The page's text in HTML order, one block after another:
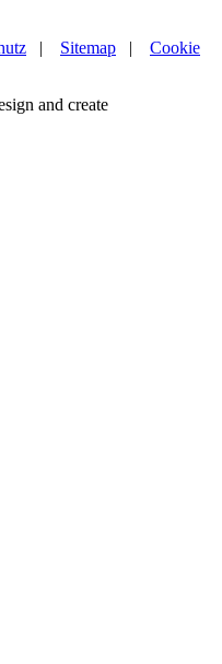
| Sitemap | Cookie
and create